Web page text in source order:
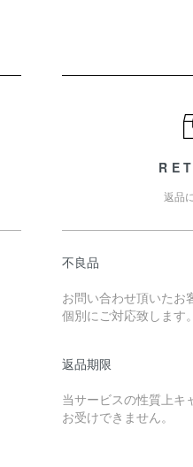
返品
不良品
お問い合わせ頂いたお
個別にご対応致します。
返品期限
当サービスの性質上キ
お受けできません。